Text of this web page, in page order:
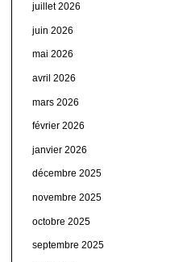
juillet 2026
juin 2026
mai 2026
avril 2026
mars 2026
février 2026
janvier 2026
décembre 2025
novembre 2025
octobre 2025
septembre 2025